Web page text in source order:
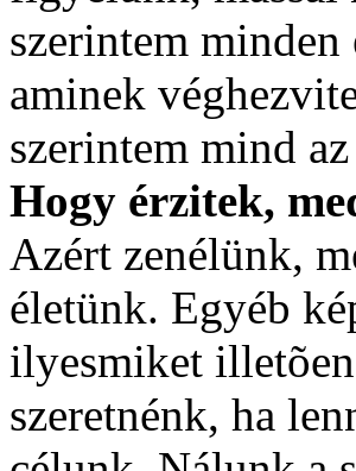
szerintem
aminek
szerintem mind
Hogy érzitek,
Azért zenélünk,
életünk. Egyéb
ilyesmiket
szeretnénk, ha